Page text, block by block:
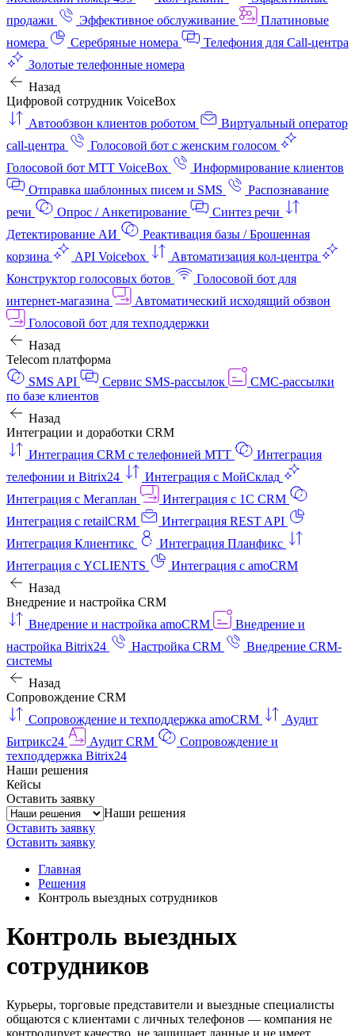
продажи
Эффективное обслуживание
Платиновые
номера
Серебряные номера
Телефония для Call-центра
Золотые телефонные номера
Назад
Цифровой сотрудник VoiceBox
Автообзвон клиентов роботом
Виртуальный оператор
call-центра
Голосовой бот с женским голосом
Голосовой бот МТТ VoiceBox
Информирование клиентов
Отправка шаблонных писем и SMS
Распознавание
речи
Опрос / Анкетирование
Синтез речи
Детектирование АИ
Реактивация базы / Брошенная
корзина
API Voicebox
Автоматизация кол‑центра
Конструктор голосовых ботов
Голосовой бот для
интернет‑магазина
Автоматический исходящий обзвон
Голосовой бот для техподдержки
Назад
Telecom платформа
SMS API
Сервис SMS-рассылок
СМС-рассылки
по базе клиентов
Назад
Интеграции и доработки CRM
Интеграция CRM с телефонией МТТ
Интеграция
телефонии и Bitrix24
Интеграция с МойСклад
Интеграция с Мегаплан
Интеграция с 1C CRM
Интеграция с retailCRM
Интеграция REST API
Интеграция Клиентикс
Интеграция Планфикс
Интеграция с YCLIENTS
Интеграция с amoCRM
Назад
Внедрение и настройка CRM
Внедрение и настройка amoCRM
Внедрение и
настройка Bitrix24
Настройка CRM
Внедрение CRM-
системы
Назад
Сопровождение CRM
Сопровождение и техподдержка amoCRM
Аудит
Битрикс24
Аудит CRM
Сопровождение и
техподдержка Bitrix24
Наши решения
Кейсы
Оставить заявку
Наши решения
Оставить заявку
Оставить заявку
Главная
Решения
Контроль выездных сотрудников
Контроль выездных
сотрудников
Курьеры, торговые представители и выездные специалисты
общаются с клиентами с личных телефонов — компания не
контролирует качество, не защищает данные и не имеет